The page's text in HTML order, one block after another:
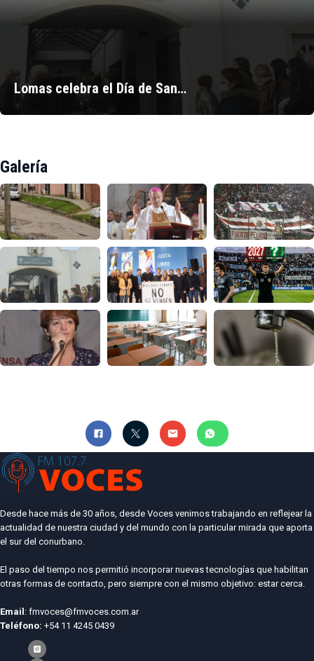
Lomas celebra el Día de San…
Galería
Desde hace más de 30 años, desde Voces venimos trabajando en reflejear la
actualidad de nuestra ciudad y del mundo con la particular mirada que aporta
el sur del conurbano.
El paso del tiempo nos permitió incorporar nuevas tecnologías que habilitan
otras formas de contacto, pero siempre con el mismo objetivo: estar cerca.
Email : fmvoces@fmvoces.com.ar
Teléfono: +54 11 4245 0439